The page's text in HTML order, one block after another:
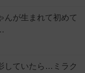
んが生まれて初めて
していたら…ミラク